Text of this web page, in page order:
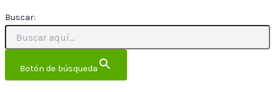
Buscar:
Botón de búsqueda